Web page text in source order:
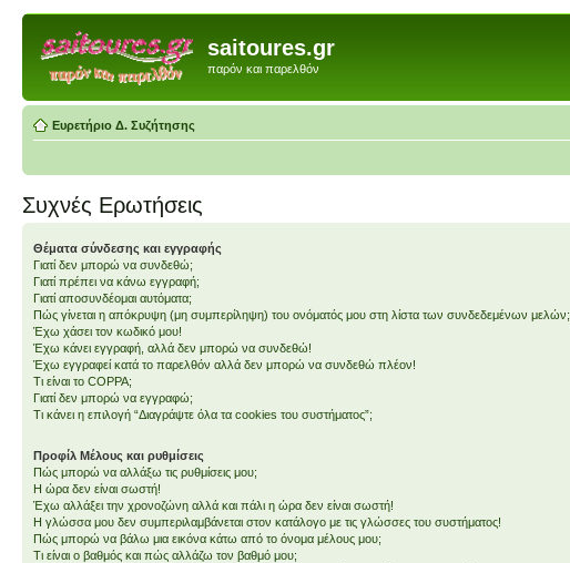
saitoures.gr
παρόν και παρελθόν
Ευρετήριο Δ. Συζήτησης
Συχνές Ερωτήσεις
Θέματα σύνδεσης και εγγραφής
Γιατί δεν μπορώ να συνδεθώ;
Γιατί πρέπει να κάνω εγγραφή;
Γιατί αποσυνδέομαι αυτόματα;
Πώς γίνεται η απόκρυψη (μη συμπερίληψη) του ονόματός μου στη λίστα των συνδεδεμένων μελών;
Έχω χάσει τον κωδικό μου!
Έχω κάνει εγγραφή, αλλά δεν μπορώ να συνδεθώ!
Έχω εγγραφεί κατά το παρελθόν αλλά δεν μπορώ να συνδεθώ πλέον!
Τι είναι το COPPA;
Γιατί δεν μπορώ να εγγραφώ;
Τι κάνει η επιλογή “Διαγράψτε όλα τα cookies του συστήματος”;
Προφίλ Μέλους και ρυθμίσεις
Πώς μπορώ να αλλάξω τις ρυθμίσεις μου;
Η ώρα δεν είναι σωστή!
Έχω αλλάξει την χρονοζώνη αλλά και πάλι η ώρα δεν είναι σωστή!
Η γλώσσα μου δεν συμπεριλαμβάνεται στον κατάλογο με τις γλώσσες του συστήματος!
Πώς μπορώ να βάλω μια εικόνα κάτω από το όνομα μέλους μου;
Τι είναι ο βαθμός και πώς αλλάζω τον βαθμό μου;